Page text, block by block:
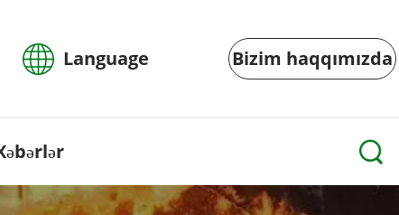
Language Bizim haqqımızda